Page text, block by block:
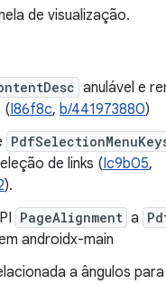
de visualização.
anulável e
(I86f8c, b/441973880)
de links (Ic9b05,
).
PageAlignment a
androidx-main
a ângulos